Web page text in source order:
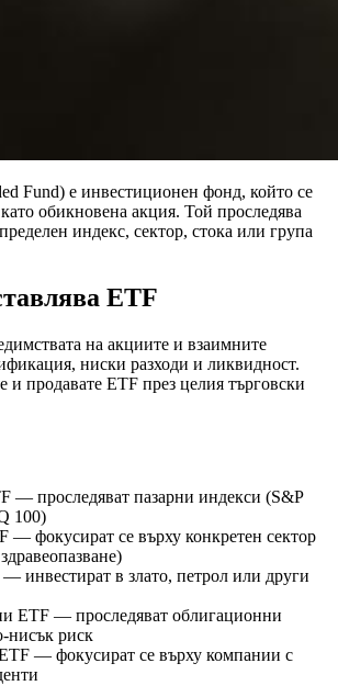
Fund) е инвестиционен фонд, който се
обикновена акция. Той проследява
индекс, сектор, стока или група
ETF
на акциите и взаимните
ниски разходи и ликвидност.
и продавате ETF през целия търговски
— проследяват пазарни индекси (S&P
100)
— фокусират се върху конкретен сектор
инвестират в злато, петрол или други
ETF — проследяват облигационни
нисък риск
— фокусират се върху компании с